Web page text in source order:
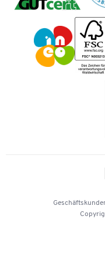
Tinte / Toner
Geschichte
Impressum
Karriere
Kataloge